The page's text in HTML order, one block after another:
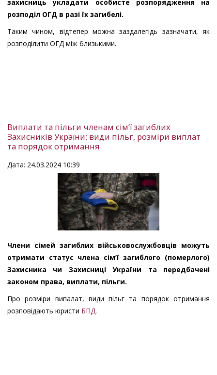
захисниць укладати особисте розпорядження на
розподіл ОГД в разі їх загибелі.
Таким чином, відтепер можна заздалегідь зазначати, як
розподілити ОГД між близькими.
Виплати та пільги членам сім’ї загиблих
Захисників України: види пільг, розміри виплат
та порядок отримання
Дата: 24.03.2024 10:39
Члени сімей загиблих військовослужбовців можуть
отримати статус члена сім’ї загиблого (померлого)
Захисника чи Захисниці України та передбачені
законом права, виплати, пільги.
Про розміри випалат, види пільг та порядок отримання
розповідають юристи БПД.